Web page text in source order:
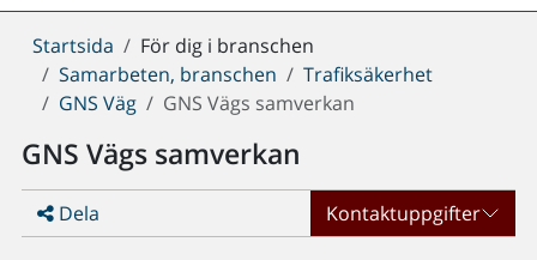
Du
är
här:
Startsida
För dig i branschen
Samarbeten, branschen
Trafiksäkerhet
GNS Väg
GNS Vägs samverkan
GNS Vägs samverkan
Dela Kontaktuppgifter